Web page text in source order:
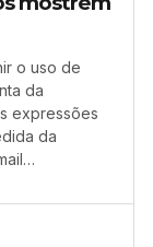
o uso de
da
expressões
da